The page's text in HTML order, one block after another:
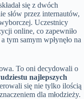
się z dwóch
słów przez internautów,
Uczestnicy
online, co zapewniło
a tym samym wpłynęło na
To oni decydowali o
najlepszych
się nie tylko ilością
dla młodzieży.